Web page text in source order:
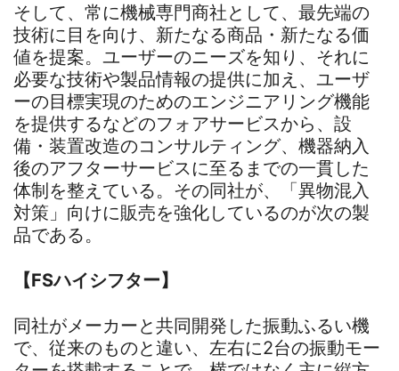
そして、常に機械専門商社として、最先端の
技術に目を向け、新たなる商品・新たなる価
値を提案。ユーザーのニーズを知り、それに
必要な技術や製品情報の提供に加え、ユーザ
ーの目標実現のためのエンジニアリング機能
を提供するなどのフォアサービスから、設
備・装置改造のコンサルティング、機器納入
後のアフターサービスに至るまでの一貫した
体制を整えている。その同社が、「異物混入
対策」向けに販売を強化しているのが次の製
品である。
【FSハイシフター】
同社がメーカーと共同開発した振動ふるい機
で、従来のものと違い、左右に2台の振動モー